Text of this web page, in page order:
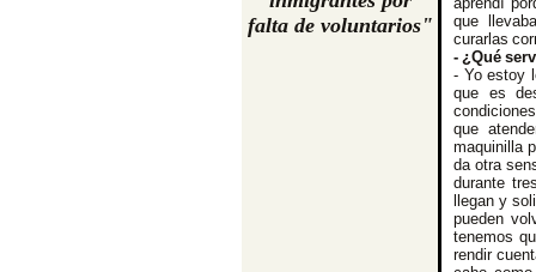
falta de voluntarios"
que
curarlas
- ¿Qué
- Yo estoy
que es
que
maquinilla
da otra
durante
llegan y
pueden
tenemos
rendir